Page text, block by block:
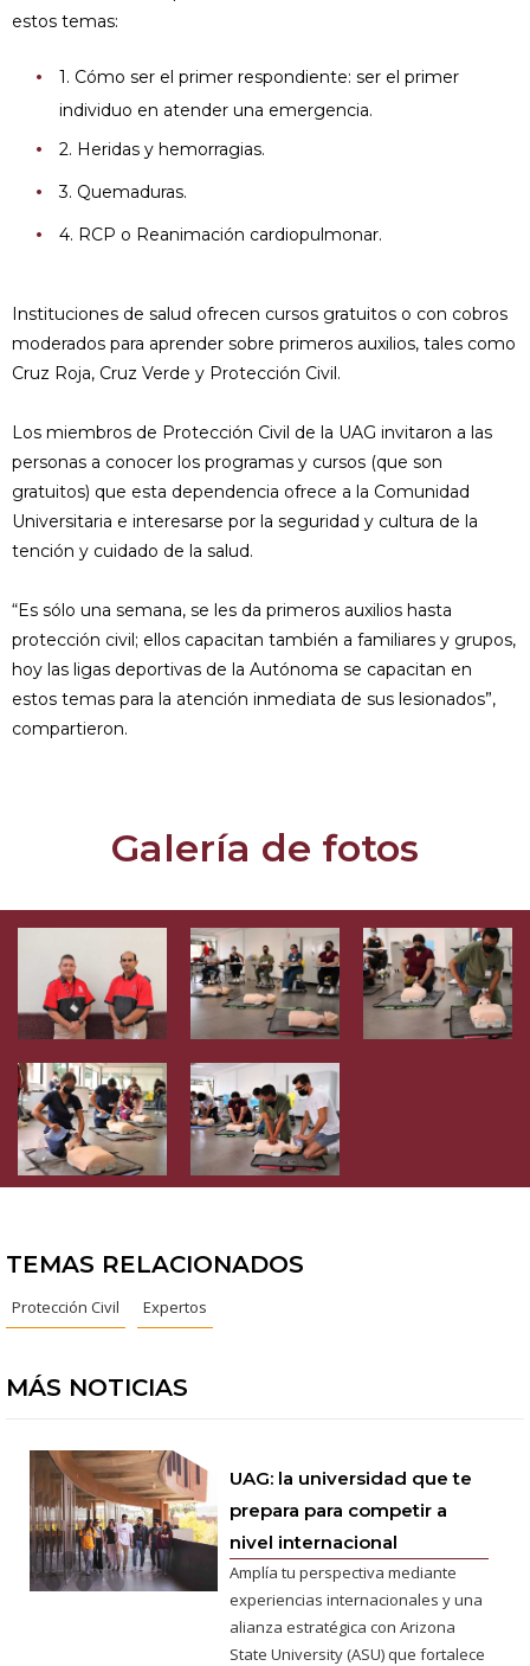
estos temas:
1. Cómo ser el primer respondiente: ser el primer
individuo en atender una emergencia.
2. Heridas y hemorragias.
3. Quemaduras.
4. RCP o Reanimación cardiopulmonar.
Instituciones de salud ofrecen cursos gratuitos o con cobros
moderados para aprender sobre primeros auxilios, tales como
Cruz Roja, Cruz Verde y Protección Civil.
Los miembros de Protección Civil de la UAG invitaron a las
personas a conocer los programas y cursos (que son
gratuitos) que esta dependencia ofrece a la Comunidad
Universitaria e interesarse por la seguridad y cultura de la
tención y cuidado de la salud.
“Es sólo una semana, se les da primeros auxilios hasta
protección civil; ellos capacitan también a familiares y grupos,
hoy las ligas deportivas de la Autónoma se capacitan en
estos temas para la atención inmediata de sus lesionados”,
compartieron.
Galería de fotos
TEMAS RELACIONADOS
Protección Civil Expertos
MÁS NOTICIAS
UAG: la universidad que te
prepara para competir a
nivel internacional
Amplía tu perspectiva mediante
experiencias internacionales y una
alianza estratégica con Arizona
State University (ASU) que fortalece